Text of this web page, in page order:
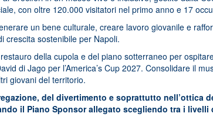
con oltre 120.000 visitatori nel primo anno e 17
un bene culturale, creare lavoro giovanile e
crescita sostenibile per Napoli.
della cupola e del piano sotterraneo per
di Jago per l’America’s Cup 2027. Consolidare il
giovani del territorio.
del divertimento e soprattutto nell’ottica
il Piano Sponsor allegato scegliendo tra i